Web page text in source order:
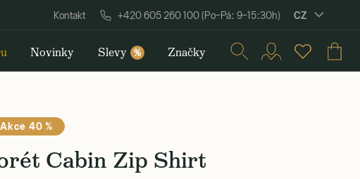
Kontakt +420 605 260 100 (Po–Pá: 9–15:30h) CZ
Novinky Slevy % Značky
Akce 40 %
Cabin Zip Shirt